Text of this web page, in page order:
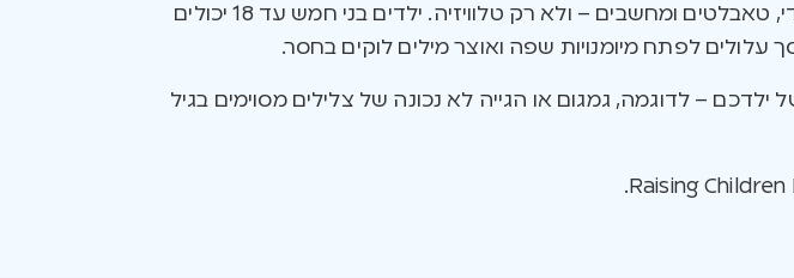
של ילדכם – כולל טלפונים סלולריים, די.וי.די, טאבלטים ומחשבים – ולא רק טלוויזיה. ילדים בני חמש עד 18 יכולים
לפתח מיומנויות שפה ואוצר מילים לוקים בחסר.
– לדוגמה, גמגום או הגייה לא נכונה של צלילים מסוימים בגיל